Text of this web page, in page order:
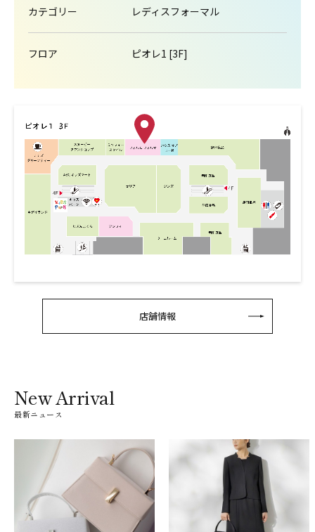
カテゴリー レディスフォーマル
フロア ピオレ1 [3F]
店舗情報
New Arrival
最新ニュース